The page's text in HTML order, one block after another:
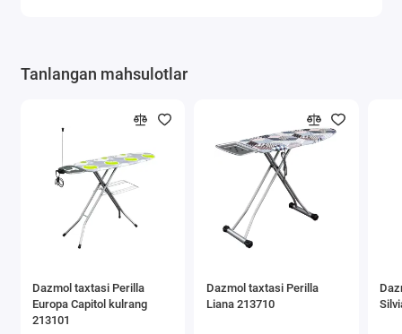
Tanlangan mahsulotlar
Dazmol taxtasi Perilla
Europa Capitol kulrang
213101
Dazmol taxtasi Perilla
Liana 213710